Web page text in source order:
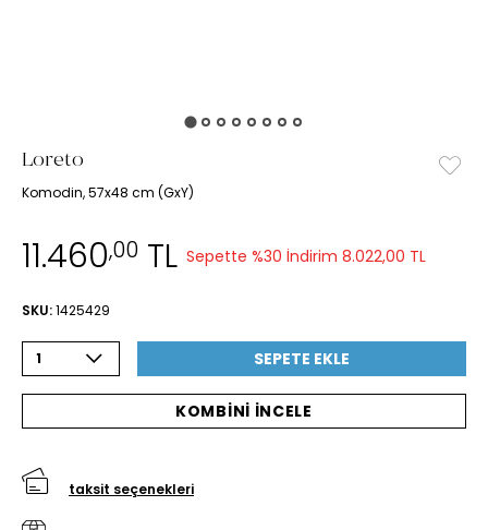
Loreto
Komodin, 57x48 cm (GxY)
11.460,00 TL Sepette %30 İndirim 8.022,00 TL
SKU:1425429
1 SEPETE EKLE
KOMBİNİ İNCELE
taksit seçenekleri